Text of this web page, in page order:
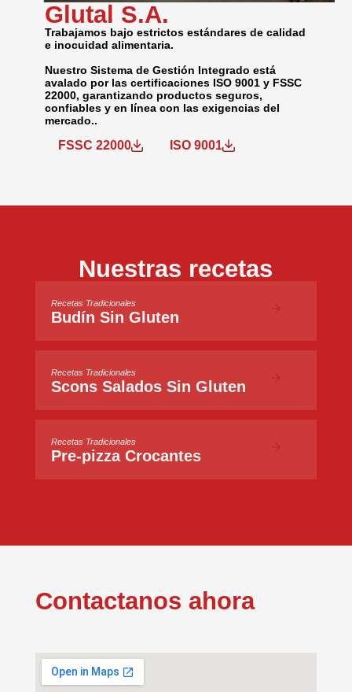
Glutal S.A.
Trabajamos bajo estrictos estándares de calidad
e inocuidad alimentaria.
Nuestro Sistema de Gestión Integrado está
avalado por las certificaciones ISO 9001 y FSSC
22000, garantizando productos seguros,
confiables y en línea con las exigencias del
mercado..
FSSC 22000 ISO 9001
Nuestras recetas
Recetas Tradicionales
Budín Sin Gluten
Recetas Tradicionales
Scons Salados Sin Gluten
Recetas Tradicionales
Pre-pizza Crocantes
Contactanos ahora